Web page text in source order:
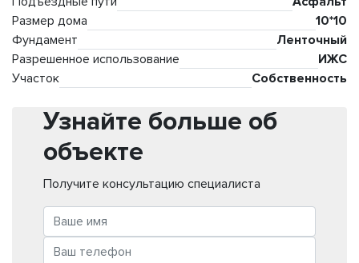
Размер дома
10*10
Фундамент
Ленточный
Разрешенное использование
ИЖС
Участок
Собственность
Узнайте больше об
объекте
Получите консультацию специалиста